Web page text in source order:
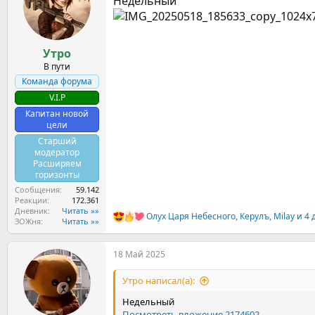
а
Утро
В пути
Команда форума
V.I.P
Капитан новой
цели
Старший
модератор
Расширяем
горизонты
Сообщения
59.142
Реакции
172.361
Дневник
Читать »»
ЗОЖня
Читать »»
Р
е
а
к
Олух Царя Небесного, Керулъ, Milay и 4
18 Май 2025
Утро написал(а):
Недельный